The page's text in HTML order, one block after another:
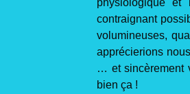
contraignant
volumineuses,
apprécierions
… et sincèrement
bien ça !